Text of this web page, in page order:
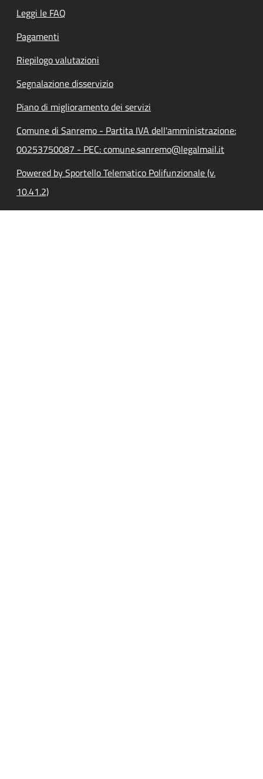
Leggi le FAQ
Pagamenti
Riepilogo valutazioni
Segnalazione disservizio
Piano di miglioramento dei servizi
Comune di Sanremo - Partita IVA dell'amministrazione:
00253750087 - PEC: comune.sanremo@legalmail.it
Powered by Sportello Telematico Polifunzionale (v.
10.41.2)